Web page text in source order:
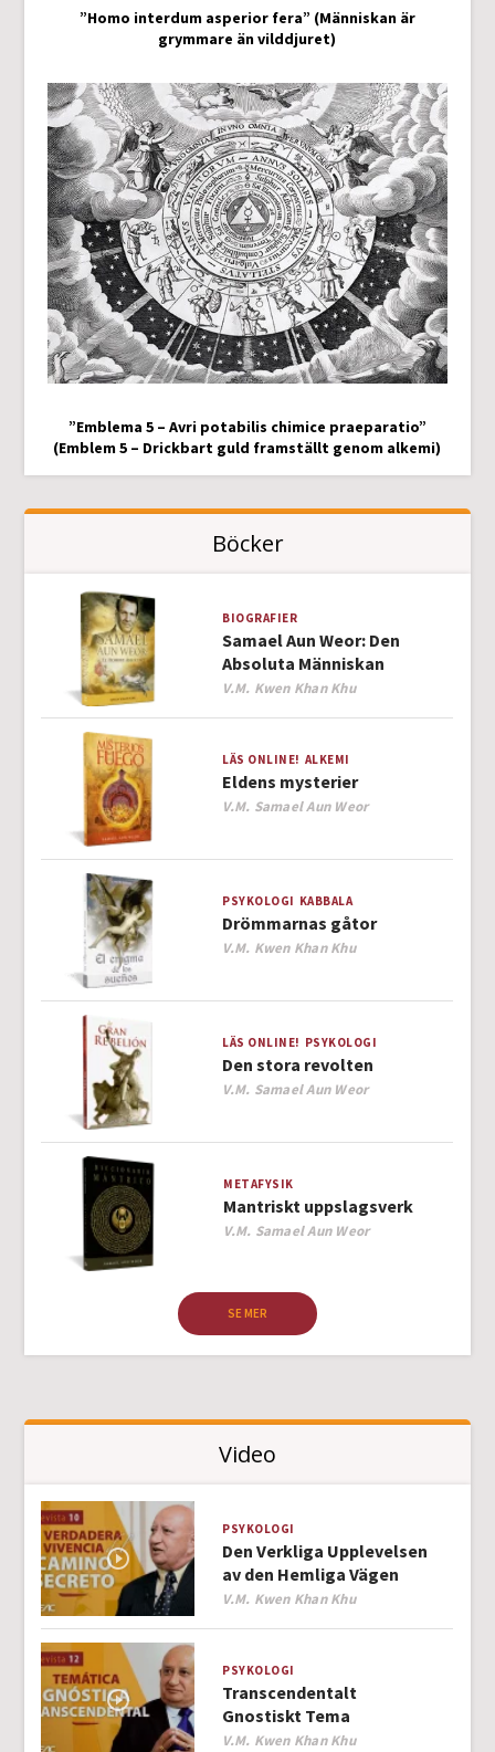
”Homo interdum asperior fera” (Människan är
grymmare än vilddjuret)
”Emblema 5 – Avri potabilis chimice praeparatio”
(Emblem 5 – Drickbart guld framställt genom alkemi)
Böcker
BIOGRAFIER
Samael Aun Weor: Den
Absoluta Människan
Author
V.M. Kwen Khan Khu
LÄS ONLINE! ALKEMI
Eldens mysterier
Author
V.M. Samael Aun Weor
PSYKOLOGI KABBALA
Drömmarnas gåtor
Author
V.M. Kwen Khan Khu
LÄS ONLINE! PSYKOLOGI
Den stora revolten
Author
V.M. Samael Aun Weor
METAFYSIK
Mantriskt uppslagsverk
Author
V.M. Samael Aun Weor
SE MER
Video
PSYKOLOGI
Den Verkliga Upplevelsen
av den Hemliga Vägen
Author
V.M. Kwen Khan Khu
PSYKOLOGI
Transcendentalt
Gnostiskt Tema
Author
V.M. Kwen Khan Khu